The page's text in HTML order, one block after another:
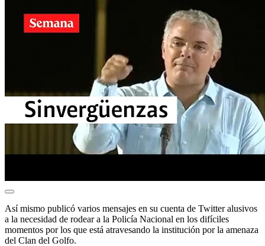
Así mismo publicó varios mensajes en su cuenta de Twitter alusivos
a la necesidad de rodear a la Policía Nacional en los difíciles
momentos por los que está atravesando la institución por la amenaza
del Clan del Golfo.